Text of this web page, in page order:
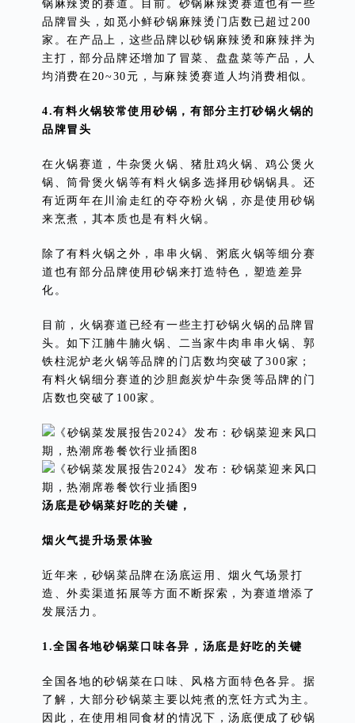
锅麻辣烫的赛道。目前。砂锅麻辣烫赛道也有一些
品牌冒头，如觅小鲜砂锅麻辣烫门店数已超过200
家。在产品上，这些品牌以砂锅麻辣烫和麻辣拌为
主打，部分品牌还增加了冒菜、盘盘菜等产品，人
均消费在20~30元，与麻辣烫赛道人均消费相似。
4.有料火锅较常使用砂锅，有部分主打砂锅火锅的
品牌冒头
在火锅赛道，牛杂煲火锅、猪肚鸡火锅、鸡公煲火
锅、筒骨煲火锅等有料火锅多选择用砂锅锅具。还
有近两年在川渝走红的夺夺粉火锅，亦是使用砂锅
来烹煮，其本质也是有料火锅。
除了有料火锅之外，串串火锅、粥底火锅等细分赛
道也有部分品牌使用砂锅来打造特色，塑造差异
化。
目前，火锅赛道已经有一些主打砂锅火锅的品牌冒
头。如下江腩牛腩火锅、二当家牛肉串串火锅、郭
铁柱泥炉老火锅等品牌的门店数均突破了300家；
有料火锅细分赛道的沙胆彪炭炉牛杂煲等品牌的门
店数也突破了100家。
汤底是砂锅菜好吃的关键，
烟火气提升场景体验
近年来，砂锅菜品牌在汤底运用、烟火气场景打
造、外卖渠道拓展等方面不断探索，为赛道增添了
发展活力。
1.全国各地砂锅菜口味各异，汤底是好吃的关键
全国各地的砂锅菜在口味、风格方面特色各异。据
了解，大部分砂锅菜主要以炖煮的烹饪方式为主。
因此，在使用相同食材的情况下，汤底便成了砂锅